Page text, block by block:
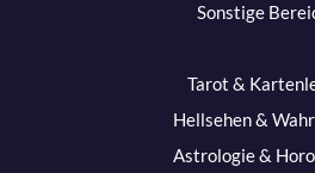
Sonstige
Tarot &
Hellsehen &
Astrologie &